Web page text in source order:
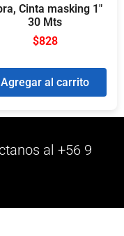
Cinta masking 1″
30 Mts
$828
Agregar al carrito
al +56 9